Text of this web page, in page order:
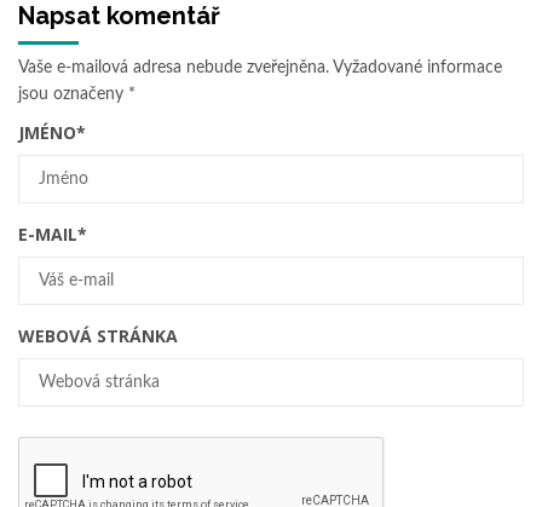
Napsat komentář
Vaše e-mailová adresa nebude zveřejněna. Vyžadované informace
jsou označeny *
JMÉNO*
E-MAIL*
WEBOVÁ STRÁNKA